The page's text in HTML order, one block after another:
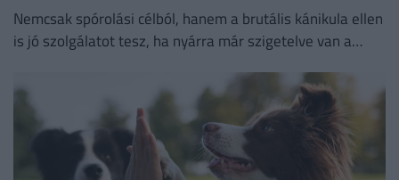
Nemcsak spórolási célból, hanem a brutális kánikula ellen
is jó szolgálatot tesz, ha nyárra már szigetelve van a